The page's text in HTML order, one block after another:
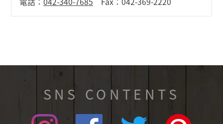
SNS CONTENTS